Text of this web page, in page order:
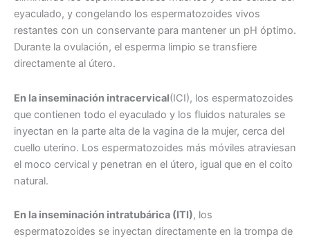
eyaculado, y congelando los espermatozoides vivos
restantes con un conservante para mantener un pH óptimo.
Durante la ovulación, el esperma limpio se transfiere
directamente al útero.
En la inseminación intracervical(ICI), los espermatozoides
que contienen todo el eyaculado y los fluidos naturales se
inyectan en la parte alta de la vagina de la mujer, cerca del
cuello uterino. Los espermatozoides más móviles atraviesan
el moco cervical y penetran en el útero, igual que en el coito
natural.
En la inseminación intratubárica (ITI), los
espermatozoides se inyectan directamente en la trompa de